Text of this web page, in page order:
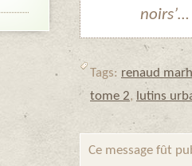
noirs’…
Tags: renaud
tome 2, lutins
Ce message fût